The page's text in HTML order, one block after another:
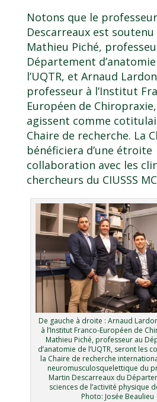
Notons que le professeur
Descarreaux est
Mathieu Piché,
Département
l’UQTR, et Arnaud
professeur à l’Institut
Européen de
agissent comme
Chaire de recherche. La
bénéficiera d’une étroite
collaboration avec les
chercheurs du CIUSSS
De gauche à droite : Arnaud
à l’Institut Franco-Européen de
Mathieu Piché, professeur au
d’anatomie de l’UQTR, seront les
la Chaire de recherche
neuromusculosquelettique du
Martin Descarreaux du
sciences de l’activité physique
Photo: Josée Beaulieu